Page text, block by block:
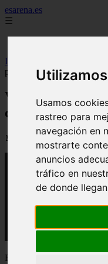
Usamos
rastreo para
navegación en
mostrarte
anuncios
tráfico en
de donde
esarena.es
☰
Inicio
propia historia
Video 'Huerto
cuenta su
📅 02/04/2026
El Huerto del Cura, Jardín